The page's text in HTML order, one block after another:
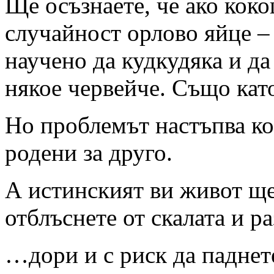
случайност орлово яйце
научено да кудкудяка и
някое червейче. Също
Но проблемът настъпва
родени за друго.
А истинският ви живот ще
отблъснете от скалата и
…дори и с риск да